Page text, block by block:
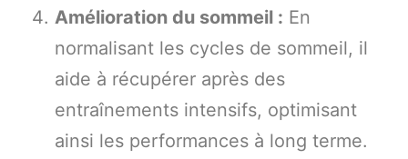
Amélioration du sommeil : En
normalisant les cycles de sommeil, il
aide à récupérer après des
entraînements intensifs, optimisant
ainsi les performances à long terme.